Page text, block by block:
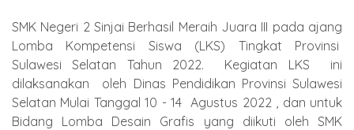
SMK Negeri 2 Sinjai Berhasil Meraih Juara III pada ajang
Lomba Kompetensi Siswa (LKS) Tingkat Provinsi
Sulawesi Selatan Tahun 2022. Kegiatan LKS ini
dilaksanakan oleh Dinas Pendidikan Provinsi Sulawesi
Selatan Mulai Tanggal 10 - 14 Agustus 2022 , dan untuk
Bidang Lomba Desain Grafis yang diikuti oleh SMK